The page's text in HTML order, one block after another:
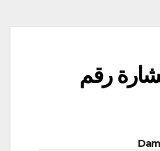
رقم